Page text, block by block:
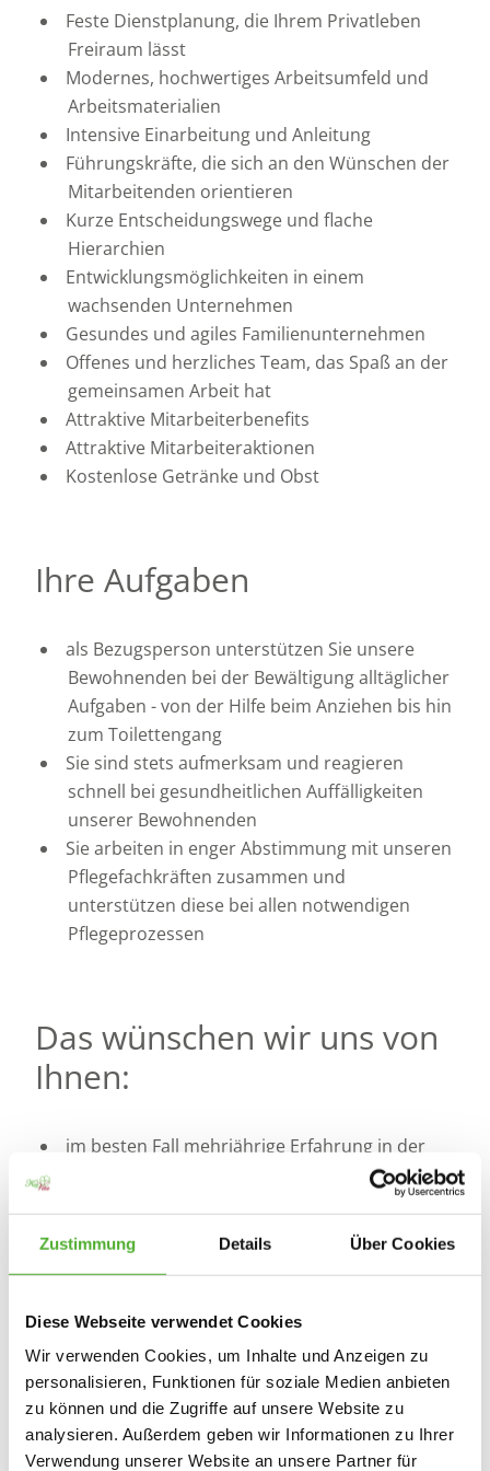
Zustimmung Details Über Cookies
Diese Webseite verwendet Cookies
Wir verwenden Cookies, um Inhalte und Anzeigen zu
personalisieren, Funktionen für soziale Medien anbieten
zu können und die Zugriffe auf unsere Website zu
analysieren. Außerdem geben wir Informationen zu Ihrer
Verwendung unserer Website an unsere Partner für
Feste Dienstplanung, die Ihrem Privatleben
Freiraum lässt
Modernes, hochwertiges Arbeitsumfeld und
Arbeitsmaterialien
Intensive Einarbeitung und Anleitung
Führungskräfte, die sich an den Wünschen der
Mitarbeitenden orientieren
Kurze Entscheidungswege und flache
Hierarchien
Entwicklungsmöglichkeiten in einem
wachsenden Unternehmen
Gesundes und agiles Familienunternehmen
Offenes und herzliches Team, das Spaß an der
gemeinsamen Arbeit hat
Attraktive Mitarbeiterbenefits
Attraktive Mitarbeiteraktionen
Kostenlose Getränke und Obst
Ihre Aufgaben
als Bezugsperson unterstützen Sie unsere
Bewohnenden bei der Bewältigung alltäglicher
Aufgaben - von der Hilfe beim Anziehen bis hin
zum Toilettengang
Sie sind stets aufmerksam und reagieren
schnell bei gesundheitlichen Auffälligkeiten
unserer Bewohnenden
Sie arbeiten in enger Abstimmung mit unseren
Pflegefachkräften zusammen und
unterstützen diese bei allen notwendigen
Pflegeprozessen
Das wünschen wir uns von
Ihnen:
im besten Fall mehrjährige Erfahrung in der
Alten- und Krankenpflege, stationär oder
idealerweise eine abgeschlossene Ausbildung
zur Gesundheits- und Pflegeassistenz
Arbeit mit pflegebedürftigen Menschen
Freude am Pflegen und Lust daran, unseren
Bewohnerinnen und Bewohnern täglich ein
Lächeln ins Gesicht zu zaubern
ein kommunikationsfreudiges und
sympathisches Auftreten